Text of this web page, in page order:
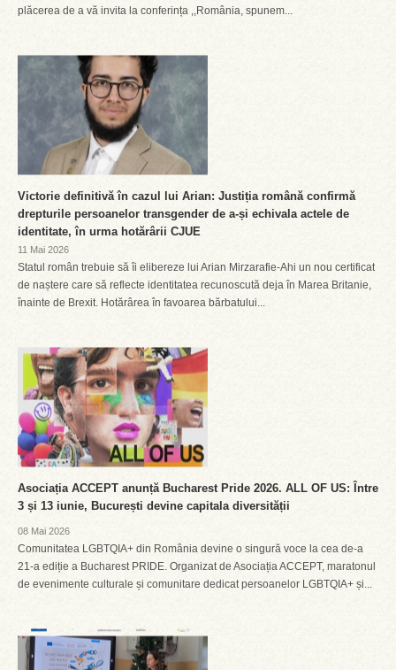
plăcerea de a vă invita la conferința ,,România, spunem...
Victorie definitivă în cazul lui Arian: Justiția română confirmă
drepturile persoanelor transgender de a-și echivala actele de
identitate, în urma hotărârii CJUE
11 Mai 2026
Statul român trebuie să îi elibereze lui Arian Mirzarafie-Ahi un nou certificat
de naștere care să reflecte identitatea recunoscută deja în Marea Britanie,
înainte de Brexit. Hotărârea în favoarea bărbatului...
Asociația ACCEPT anunță Bucharest Pride 2026. ALL OF US: Între
3 și 13 iunie, București devine capitala diversității
08 Mai 2026
Comunitatea LGBTQIA+ din România devine o singură voce la cea de-a
21-a ediție a Bucharest PRIDE. Organizat de Asociația ACCEPT, maratonul
de evenimente culturale și comunitare dedicat persoanelor LGBTQIA+ și...